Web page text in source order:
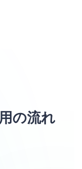
の流れ